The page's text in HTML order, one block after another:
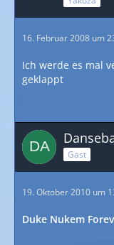
16. Februar 2008 um
Ich werde es mal
geklappt
Gast
19. Oktober 2010 um
Duke Nukem